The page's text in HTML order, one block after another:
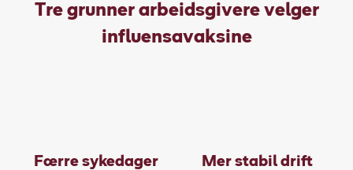
Tre grunner arbeidsgivere velger
influensavaksine
Færre sykedager Mer stabil drift